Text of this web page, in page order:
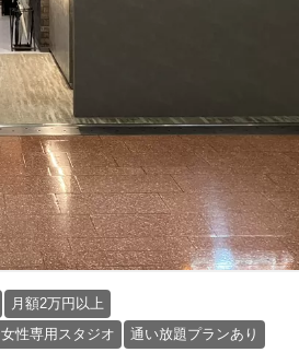
月額2万円以上
女性専用スタジオ 通い放題プランあり